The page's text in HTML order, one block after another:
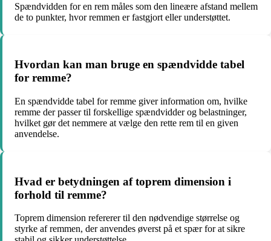
Spændvidden for en rem måles som den lineære afstand mellem
de to punkter, hvor remmen er fastgjort eller understøttet.
Hvordan kan man bruge en spændvidde tabel
for remme?
En spændvidde tabel for remme giver information om, hvilke
remme der passer til forskellige spændvidder og belastninger,
hvilket gør det nemmere at vælge den rette rem til en given
anvendelse.
Hvad er betydningen af toprem dimension i
forhold til remme?
Toprem dimension refererer til den nødvendige størrelse og
styrke af remmen, der anvendes øverst på et spær for at sikre